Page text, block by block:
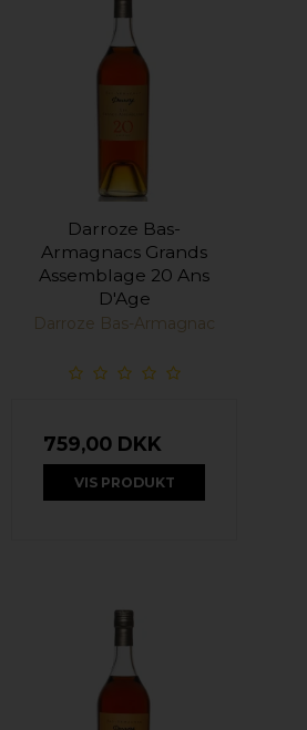
Darroze Bas-
Armagnacs Grands
Assemblage 20 Ans
D'Age
Darroze Bas-Armagnac
759,00 DKK
VIS PRODUKT